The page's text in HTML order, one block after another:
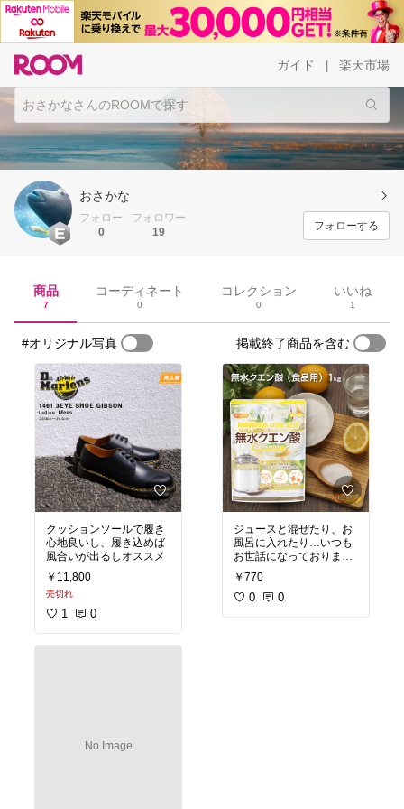
ガイド 楽天市場
おさかな
フォロー
0
フォロワー
19
フォローする
商品
7
コーディネート
0
コレクション
0
いいね
1
#オリジナル写真 掲載終了商品を含む
クッションソールで履き
心地良いし、履き込めば
風合いが出るしオススメ
￥11,800
売切れ
1 0
No Image
ジュースと混ぜたり、お
風呂に入れたり…いつも
お世話になっておりま
す。
￥770
0 0